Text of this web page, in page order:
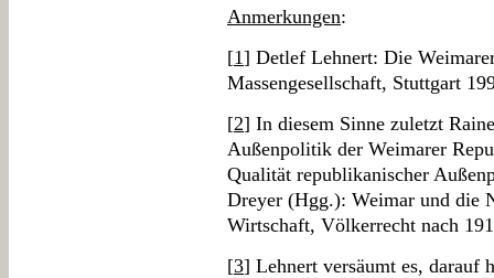
Anmerkungen:
[1] Detlef Lehnert: Die
Massengesellschaft, Stuttgart
[2] In diesem Sinne zuletzt
Außenpolitik der Weimarer
Qualität republikanischer
Dreyer (Hgg.): Weimar und die
Wirtschaft, Völkerrecht nach
[3] Lehnert versäumt es, darauf